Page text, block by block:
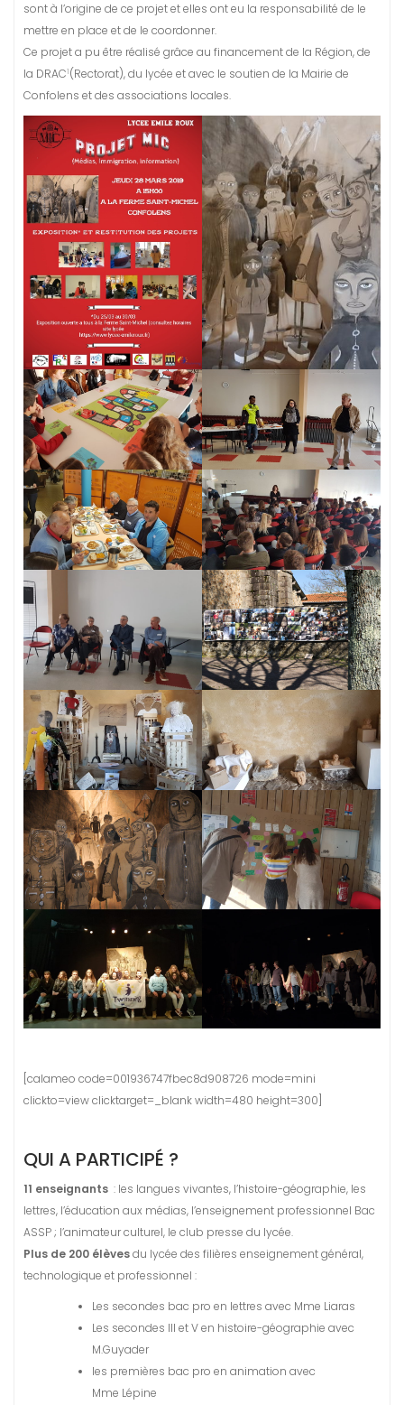
sont à l’origine de ce projet et elles ont eu la responsabilité de le
mettre en place et de le coordonner.
Ce projet a pu être réalisé grâce au financement de la Région, de
la DRAC1(Rectorat), du lycée et avec le soutien de la Mairie de
Confolens et des associations locales.
[calameo code=001936747fbec8d908726 mode=mini
clickto=view clicktarget=_blank width=480 height=300]
QUI A PARTICIPÉ ?
11 enseignants : les langues vivantes, l’histoire-géographie, les
lettres, l’éducation aux médias, l’enseignement professionnel Bac
ASSP ; l’animateur culturel, le club presse du lycée.
Plus de 200 élèvesdu lycée des filières enseignement général,
technologique et professionnel :
Les secondes bac pro en lettres avec Mme Liaras
Les secondes III et V en histoire-géographie avec
M.Guyader
les premières bac pro en animation avec
Mme Lépine